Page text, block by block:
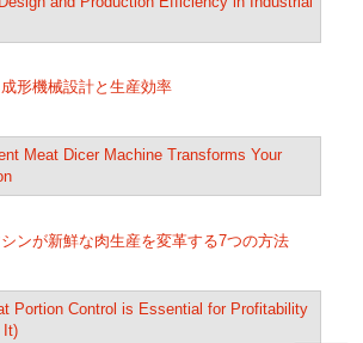
形機械設計と生産効率
ンが新鮮な肉生産を変革する7つの方法